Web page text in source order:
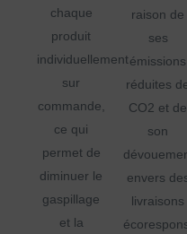
chaque
produit
individuellement
sur
commande,
ce qui
permet de
diminuer le
gaspillage
et la
raison de
ses
émissions
réduites
CO2 et de
son
envers
livraisons